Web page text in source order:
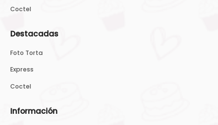
Coctel
Destacadas
Foto Torta
Express
Coctel
Información